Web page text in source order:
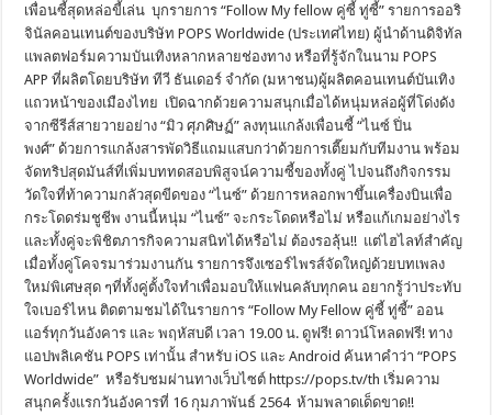
เพื่อนซี้สุดหล่อขี้เล่น บุกรายการ “Follow My fellow คู่ซี้ ทู่ซี้” รายการออริ
จินัลคอนเทนต์ของบริษัท POPS Worldwide (ประเทศไทย) ผู้นำด้านดิจิทัล
แพลตฟอร์มความบันเทิงหลากหลายช่องทาง หรือที่รู้จักในนาม POPS
APP ที่ผลิตโดยบริษัท ทีวี ธันเดอร์ จำกัด (มหาชน)ผู้ผลิตคอนเทนต์บันเทิง
แถวหน้าของเมืองไทย เปิดฉากด้วยความสนุกเมื่อได้หนุ่มหล่อผู้ที่โด่งดัง
จากซีรีส์สายวายอย่าง “มิว ศุภศิษฏ์” ลงทุนแกล้งเพื่อนซี้ “ไนซ์ ปิ่น
พงศ์” ด้วยการแกล้งสารพัดวิธีแถมแสบกว่าด้วยการเตี๊ยมกับทีมงาน พร้อม
จัดทริปสุดมันส์ที่เพิ่มบททดสอบพิสูจน์ความซี้ของทั้งคู่ ไปจนถึงกิจกรรม
วัดใจที่ท้าความกลัวสุดขีดของ “ไนซ์” ด้วยการหลอกพาขึ้นเครื่องบินเพื่อ
กระโดดร่มชูชีพ งานนี้หนุ่ม “ไนซ์” จะกระโดดหรือไม่ หรือแก้เกมอย่างไร
และทั้งคู่จะพิชิตภารกิจความสนิทได้หรือไม่ ต้องรอลุ้น!! แต่ไฮไลท์สำคัญ
เมื่อทั้งคู่โคจรมาร่วมงานกัน รายการจึงเซอร์ไพรส์จัดใหญ่ด้วยบทเพลง
ใหม่พิเศษสุด ๆที่ทั้งคู่ตั้งใจทำเพื่อมอบให้แฟนคลับทุกคน อยากรู้ว่าประทับ
ใจเบอร์ไหน ติดตามชมได้ในรายการ “Follow My Fellow คู่ซี้ ทู่ซี้” ออน
แอร์ทุกวันอังคาร และ พฤหัสบดี เวลา 19.00 น. ดูฟรี! ดาวน์โหลดฟรี! ทาง
แอปพลิเคชัน POPS เท่านั้น สำหรับ iOS และ Android ค้นหาคำว่า “POPS
Worldwide” หรือรับชมผ่านทางเว็บไซต์ https://pops.tv/th เริ่มความ
สนุกครั้งแรกวันอังคารที่ 16 กุมภาพันธ์ 2564 ห้ามพลาดเด็ดขาด!!